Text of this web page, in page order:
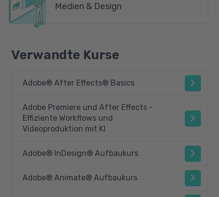
Medien & Design
Verwandte Kurse
Adobe® After Effects® Basics
Adobe Premiere und After Effects -
Effiziente Workflows und
Videoproduktion mit KI
Adobe® InDesign® Aufbaukurs
Adobe® Animate® Aufbaukurs